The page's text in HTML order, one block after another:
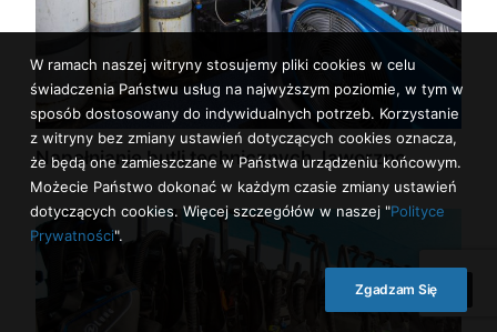
Napełnianie butli technicznych Jaworzno
W ramach naszej witryny stosujemy pliki cookies w celu
świadczenia Państwu usług na najwyższym poziomie, w tym w
sposób dostosowany do indywidualnych potrzeb. Korzystanie
z witryny bez zmiany ustawień dotyczących cookies oznacza,
że będą one zamieszczane w Państwa urządzeniu końcowym.
Możecie Państwo dokonać w każdym czasie zmiany ustawień
dotyczących cookies. Więcej szczegółów w naszej "Polityce
Prywatności".
Zgadzam Się